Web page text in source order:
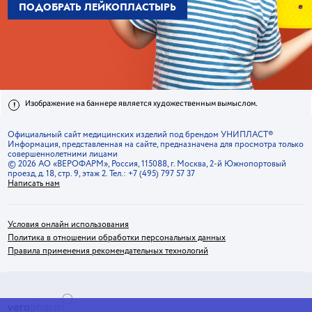
ПОДОБРАТЬ ЛЕЙКОПЛАСТЫРЬ
ПОДОБРАТЬ ЛЕЙКОПЛАСТЫРЬ
ПОДОБРАТЬ ЛЕЙКОПЛАСТЫРЬ
ПОДОБРАТЬ ЛЕЙКОПЛАСТЫРЬ
ПОДОБРАТЬ ЛЕЙКОПЛАСТЫРЬ
! Изображение на баннере является художественным вымыслом.
Официальный сайт медицинских изделий под брендом УНИПЛАСТ®
Информация, представленная на сайте, предназначена для просмотра только
совершеннолетними лицами
© 2026 АО «ВЕРОФАРМ», Россия, 115088, г. Москва, 2-й Южнопортовый
проезд, д. 18, стр. 9, этаж 2. Тел.: +7 (495) 797 57 37
Написать нам
Условия онлайн использования
Политика в отношении обработки персональных данных
Правила применения рекомендательных технологий